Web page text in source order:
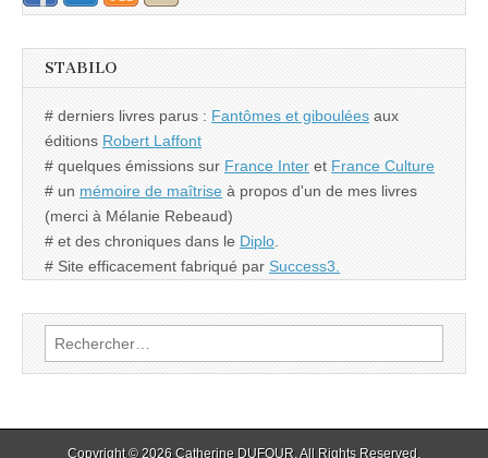
STABILO
# derniers livres parus : Fantômes et giboulées aux
éditions Robert Laffont
# quelques émissions sur France Inter et France Culture
# un mémoire de maîtrise à propos d'un de mes livres
(merci à Mélanie Rebeaud)
# et des chroniques dans le Diplo
# Site efficacement fabriqué par Success3.
Rechercher :
Copyright © 2026 Catherine DUFOUR. All Rights Reserved.